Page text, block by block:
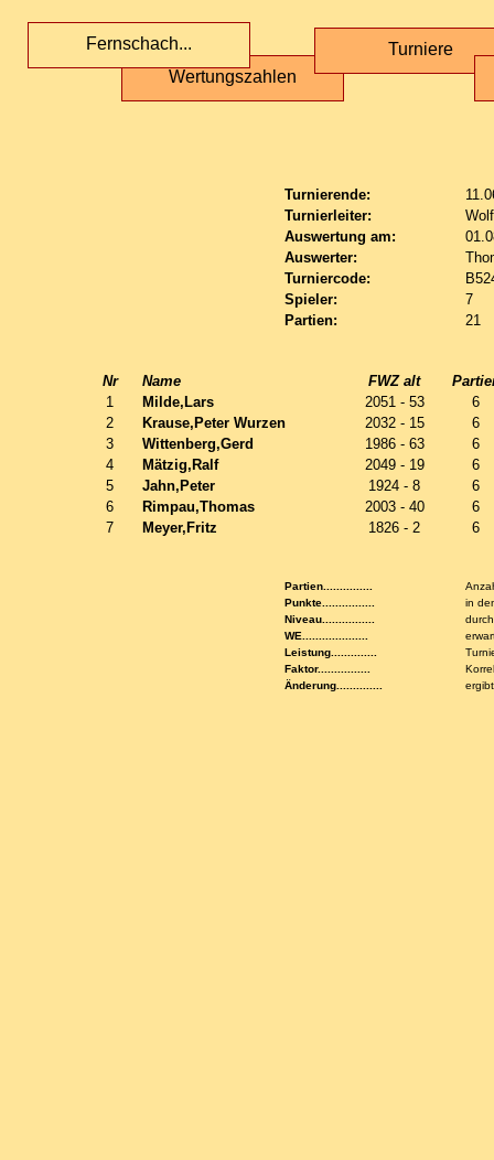
Wertungszahlen
Fernschach... Turniere
Turnierende:
Turnierleiter:
Auswertung am:
Auswerter:
Turniercode:
Spieler:
7
Partien:
21
Nr Name FWZ alt
1
Milde,Lars 2051 - 53
6
2
Krause,Peter Wurzen 2032 - 15
6
3
Wittenberg,Gerd 1986 - 63
6
4
Mätzig,Ralf 2049 - 19
6
5
Jahn,Peter 1924 - 8
6
6
Rimpau,Thomas 2003 - 40
6
7
Meyer,Fritz 1826 - 2 6
Partien...............
Punkte................
in
Niveau................
WE....................
Leistung..............
Faktor................
Änderung..............